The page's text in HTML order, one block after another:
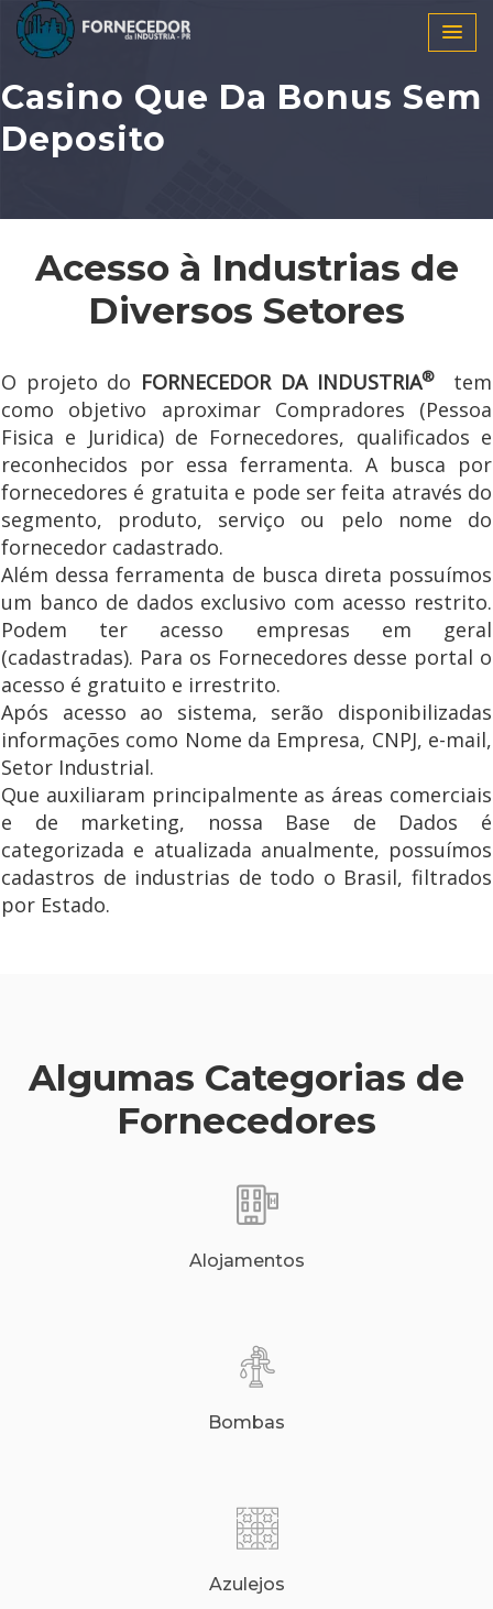
Casino Que Da Bonus Sem
Deposito
Acesso à Industrias de
Diversos Setores
O projeto do FORNECEDOR DA INDUSTRIA®tem
como objetivo aproximar Compradores (Pessoa
Fisica e Juridica) de Fornecedores, qualificados e
reconhecidos por essa ferramenta. A busca por
fornecedores é gratuita e pode ser feita através do
segmento, produto, serviço ou pelo nome do
fornecedor cadastrado.
Além dessa ferramenta de busca direta possuímos
um banco de dados exclusivo com acesso restrito.
Podem ter acesso empresas em geral
(cadastradas). Para os Fornecedores desse portal o
acesso é gratuito e irrestrito.
Após acesso ao sistema, serão disponibilizadas
informações como Nome da Empresa, CNPJ, e-mail,
Setor Industrial.
Que auxiliaram principalmente as áreas comerciais
e de marketing, nossa Base de Dados é
categorizada e atualizada anualmente, possuímos
cadastros de industrias de todo o Brasil, filtrados
por Estado.
Algumas Categorias de
Fornecedores
Alojamentos
Bombas
Azulejos